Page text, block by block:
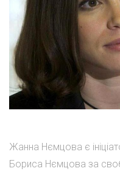
Жанна Нємцова є
Бориса Нємцова за